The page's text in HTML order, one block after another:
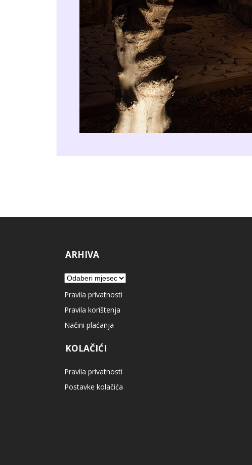
ARHIVA
Arhiva
Pravila privatnosti
Pravila korištenja
Načini plaćanja
KOLAČIĆI
Pravila privatnosti
Postavke kolačića